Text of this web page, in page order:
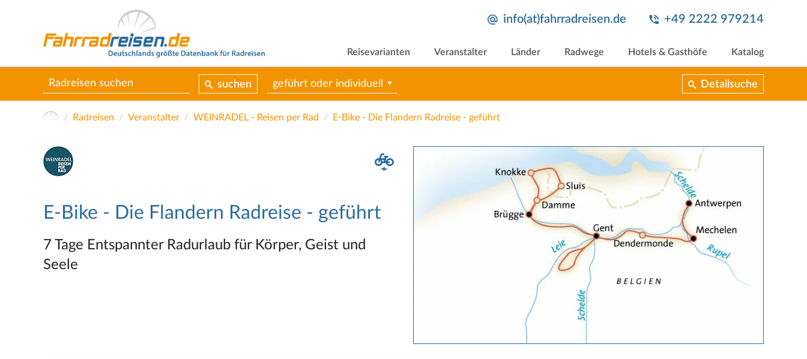
info(at)fahrradreisen.de +49 2222 979214
Reisevarianten Veranstalter Länder Radwege Hotels & Gasthöfe Katalog
suchen geführt oder individuell Detailsuche
Radreisen Veranstalter WEINRADEL - Reisen per Rad E-Bike - Die Flandern Radreise - geführt
E-Bike - Die Flandern Radreise - geführt
7 Tage Entspannter Radurlaub für Körper, Geist und
Seele